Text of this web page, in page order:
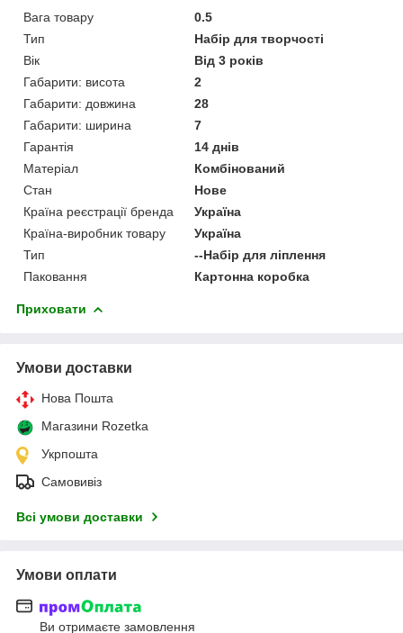
Вага товару
0.5
Тип
Набір для творчості
Вік
Від 3 років
Габарити: висота
2
Габарити: довжина
28
Габарити: ширина
7
Гарантія
14 днів
Матеріал
Комбінований
Стан
Нове
Країна реєстрації бренда
Україна
Країна-виробник товару
Україна
Тип
--Набір для ліплення
Паковання
Картонна коробка
Приховати
Умови доставки
Нова Пошта
Магазини Rozetka
Укрпошта
Самовивіз
Всі умови доставки
Умови оплати
Ви отримаєте замовлення